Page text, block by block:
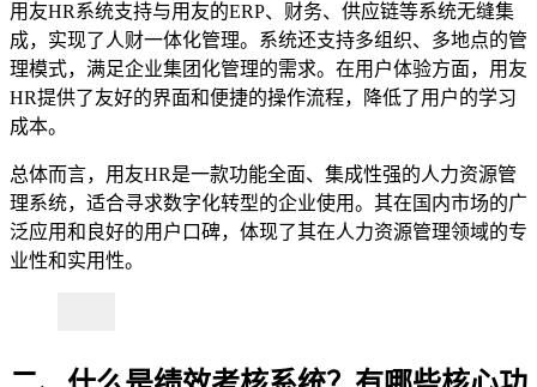
用友HR系统支持与用友的ERP、财务、供应链等系统无缝集
成，实现了人财一体化管理。系统还支持多组织、多地点的管
理模式，满足企业集团化管理的需求。在用户体验方面，用友
HR提供了友好的界面和便捷的操作流程，降低了用户的学习
成本。
总体而言，用友HR是一款功能全面、集成性强的人力资源管
理系统，适合寻求数字化转型的企业使用。其在国内市场的广
泛应用和良好的用户口碑，体现了其在人力资源管理领域的专
业性和实用性。